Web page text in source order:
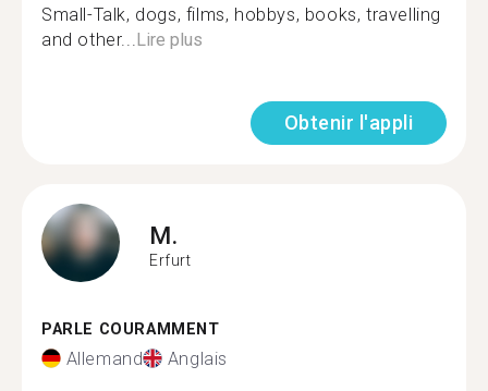
Small-Talk, dogs, films, hobbys, books, travelling
and other...Lire plus
Obtenir l'appli
M.
Erfurt
PARLE COURAMMENT
Allemand Anglais